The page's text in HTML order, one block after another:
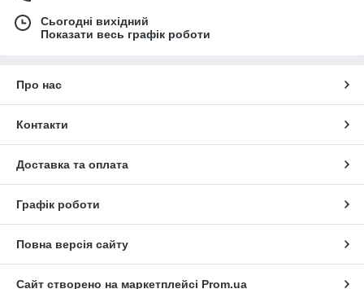
Сьогодні вихідний
Показати весь графік роботи
Про нас
Контакти
Доставка та оплата
Графік роботи
Повна версія сайту
Сайт створено на маркетплейсі Prom.ua